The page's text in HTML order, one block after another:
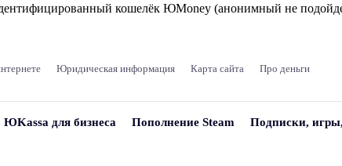
кошелёк ЮMoney (анонимный не
Юридическая информация Карта сайта Про деньги
ЮKassa для бизнеса Пополнение Steam Подписки,